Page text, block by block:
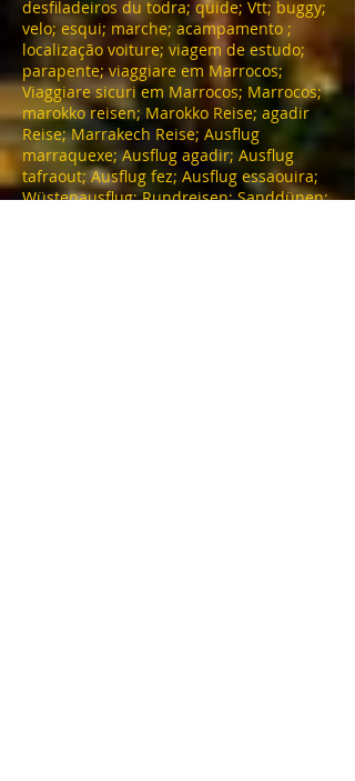
desfiladeiros du todra; quide; Vtt; buggy;
velo; esqui; marche; acampamento ;
localização voiture; viagem de estudo;
parapente; viaggiare em Marrocos;
Viaggiare sicuri em Marrocos; Marrocos;
marokko reisen; Marokko Reise; agadir
Reise; Marrakech Reise; Ausflug
marraquexe; Ausflug agadir; Ausflug
tafraout; Ausflug fez; Ausflug essaouira;
Wüstenausflug; Rundreisen; Sanddünen;